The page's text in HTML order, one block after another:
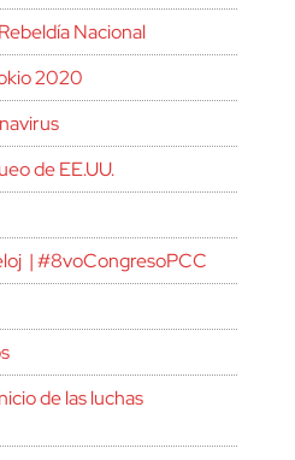
Nacional
2020
de EE.UU.
| #8voCongresoPCC
de las luchas